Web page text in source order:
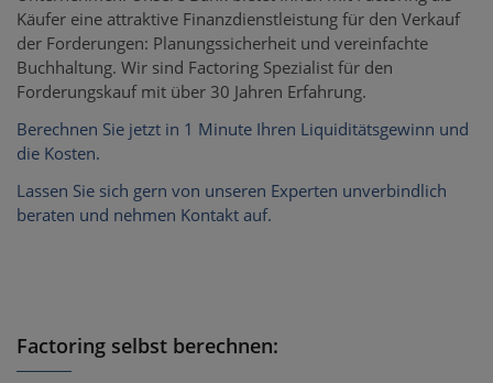
Käufer eine attraktive Finanzdienstleistung für den Verkauf
der Forderungen: Planungssicherheit und vereinfachte
Buchhaltung. Wir sind Factoring Spezialist für den
Forderungskauf mit über 30 Jahren Erfahrung.
Berechnen Sie jetzt in 1 Minute Ihren Liquiditätsgewinn und
die Kosten.
Lassen Sie sich gern von unseren Experten unverbindlich
beraten und nehmen Kontakt auf.
Factoring selbst berechnen: